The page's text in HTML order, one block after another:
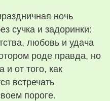
ночь
сучка и задоринки:
любовь и удача
роде правда, но
и от того, как
встречать
пороге.